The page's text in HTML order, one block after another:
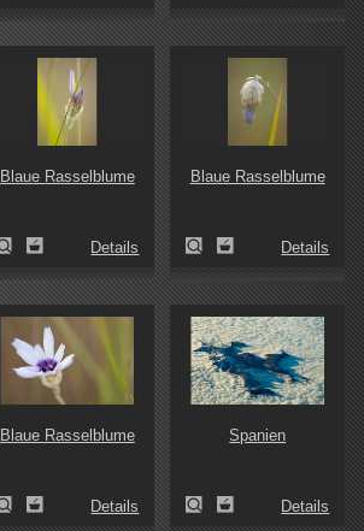
Blaue Rasselblume
Details
Blaue Rasselblume
Details
Blaue Rasselblume
Details
Spanien
Details